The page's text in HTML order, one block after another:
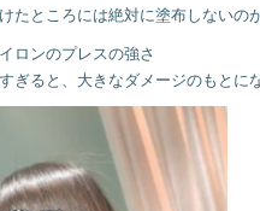
たところには絶対に塗布しないの
ロンのプレスの強さ
ぎると、大きなダメージのもとに